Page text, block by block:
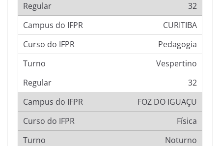
32
CURITIBA
Pedagogia
Vespertino
32
FOZ DO IGUAÇU
Física
Noturno